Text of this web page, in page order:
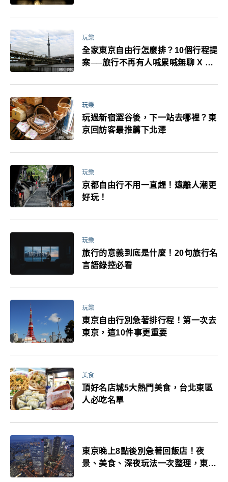
萬！注意事項一次看！
玩樂
全家東京自由行怎麼排？10個行程提
案──旅行不再有人喊累喊無聊 X 爸
玩樂
玩過新宿澀谷後，下一站去哪裡？東
京回訪客最推薦下北澤
玩樂
京都自由行不用一直趕！遠離人潮更
好玩！
玩樂
旅行的意義到底是什麼！20句旅行名
言語錄控必看
玩樂
東京自由行別急著排行程！第一次去
東京，這10件事更重要
美食
頂好名店城5大熱門美食，台北東區
人必吃名單
東京晚上8點後別急著回飯店！夜
景、美食、深夜玩法一次整理，東京